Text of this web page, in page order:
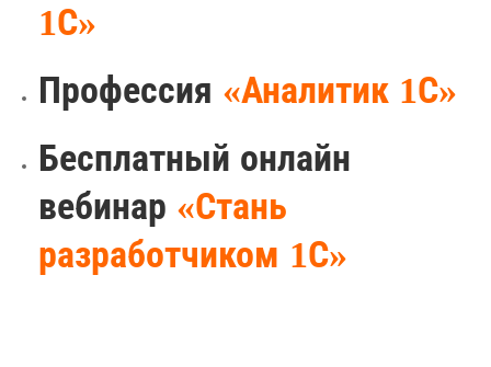
1С»
Профессия «Аналитик 1С»
Бесплатный онлайн
вебинар «Стань
разработчиком 1С»